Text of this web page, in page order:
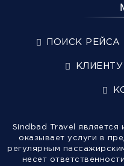
ПОИСК РЕЙСА
КЛИЕНТУ
Sindbad Travel
оказывает услуги в
регулярным
несет